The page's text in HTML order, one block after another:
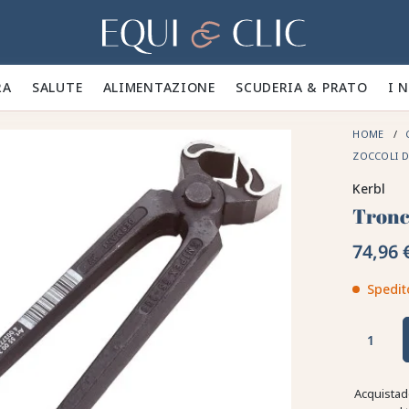
Casa
🪮 SALUTE ✨ ALIMENTAZIONE 🥕 SCUDERIA & PRATO 🍃 I
HOME
ZOCCOLI
Kerbl
74,96